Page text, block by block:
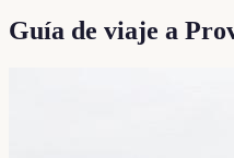
Guía de viaje a